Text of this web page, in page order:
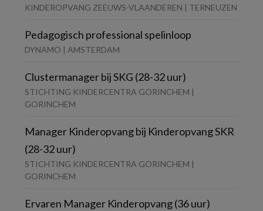
KINDEROPVANG ZEEUWS-VLAANDEREN | TERNEUZEN
Pedagogisch professional spelinloop
DYNAMO | AMSTERDAM
Clustermanager bij SKG (28-32 uur)
STICHTING KINDERCENTRA GORINCHEM |
GORINCHEM
Manager Kinderopvang bij Kinderopvang SKR
(28-32 uur)
STICHTING KINDERCENTRA GORINCHEM |
GORINCHEM
Ervaren Manager Kinderopvang (36 uur)